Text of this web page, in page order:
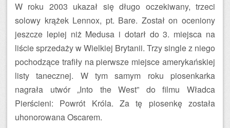
W roku 2003 ukazał się długo oczekiwany, trzeci
solowy krążek Lennox, pt. Bare. Został on oceniony
jeszcze lepiej niż Medusa i dotarł do 3. miejsca na
liście sprzedaży w Wielkiej Brytanii. Trzy single z niego
pochodzące trafiły na pierwsze miejsce amerykańskiej
listy tanecznej. W tym samym roku piosenkarka
nagrała utwór „Into the West” do filmu Władca
Pierścieni: Powrót Króla. Za tę piosenkę została
uhonorowana Oscarem.